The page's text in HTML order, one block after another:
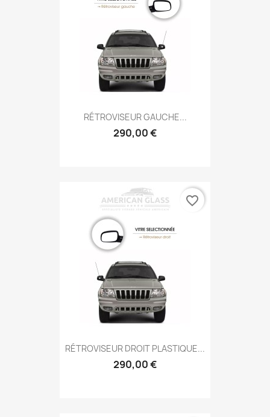
RÉTROVISEUR GAUCHE...
290,00 €
RÉTROVISEUR DROIT PLASTIQUE...
290,00 €
favorite_border